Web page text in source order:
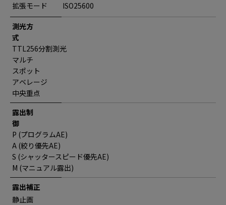
拡張モード
ISO25600
測光方
式
TTL256分割測光
マルチ
スポット
アベレージ
中央重点
露出制
御
P (プログラムAE)
A (絞り優先AE)
S (シャッタースピード優先AE)
M (マニュアル露出)
露出補正
静止画